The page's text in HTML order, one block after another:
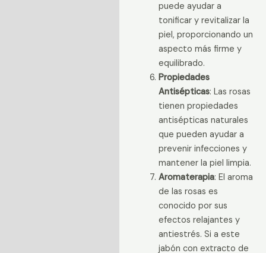
puede ayudar a
tonificar y revitalizar la
piel, proporcionando un
aspecto más firme y
equilibrado.
Propiedades
Antisépticas: Las rosas
tienen propiedades
antisépticas naturales
que pueden ayudar a
prevenir infecciones y
mantener la piel limpia.
Aromaterapia: El aroma
de las rosas es
conocido por sus
efectos relajantes y
antiestrés. Si a este
jabón con extracto de